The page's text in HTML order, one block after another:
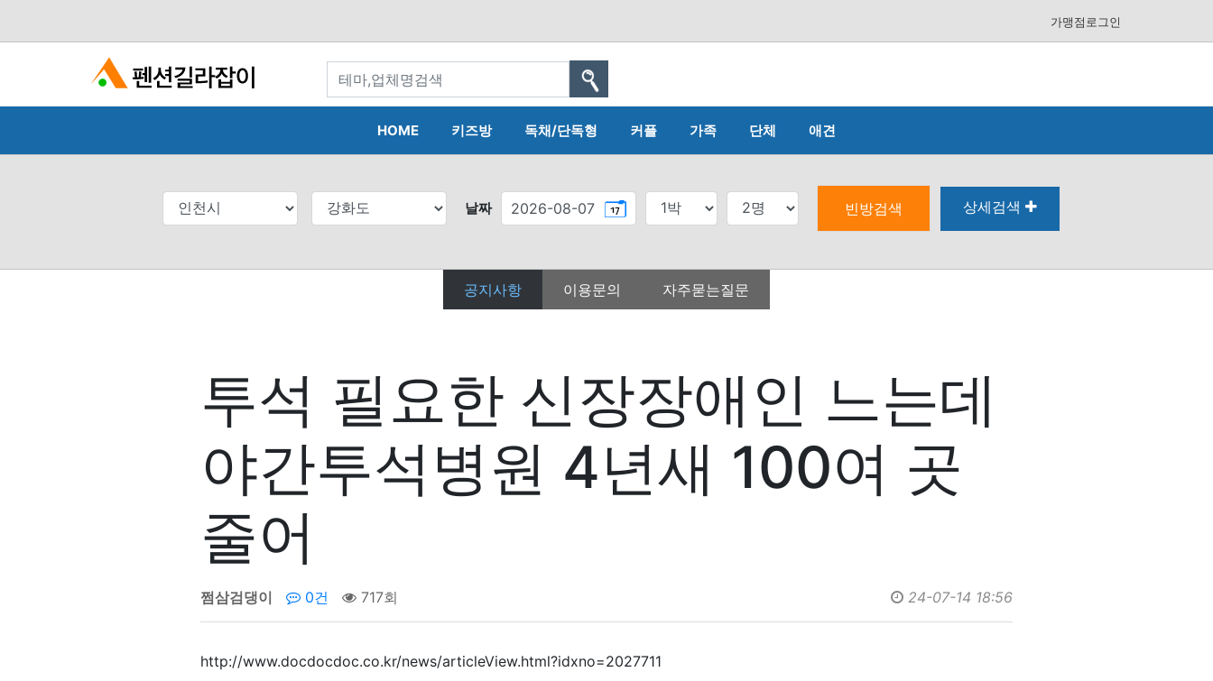
가맹점로그인
search
HOME 키즈방 독채/단독형 커플 가족 단체 애견
날짜 빈방검색 상세검색
공지사항 이용문의 자주묻는질문
투석 필요한 신장장애인 느는데
야간투석병원 4년새 100여 곳
줄어
쩜삼검댕이 0건 717회 24-07-14 18:56
http://www.docdocdoc.co.kr/news/articleView.html?idxno=2027711